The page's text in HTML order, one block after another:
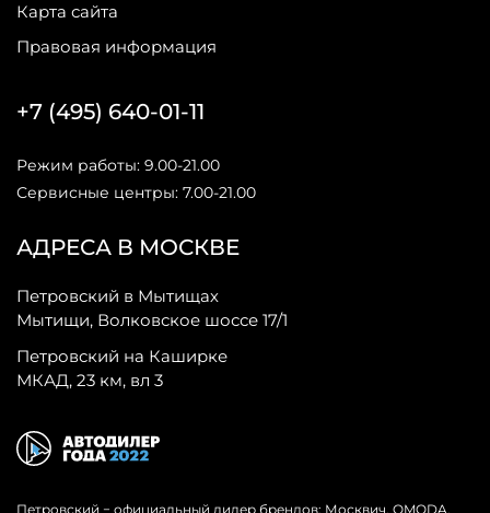
Карта сайта
Правовая информация
АДРЕСА В МОСКВЕ
Петровский в Мытищах
Мытищи, Волковское шоссе 17/1
Петровский на Каширке
МКАД, 23 км, вл 3
+7 (495) 640-01-11
Режим работы: 9.00-21.00
Сервисные центры: 7.00-21.00
Петровский − официальный дилер брендов: Москвич, OMODA,